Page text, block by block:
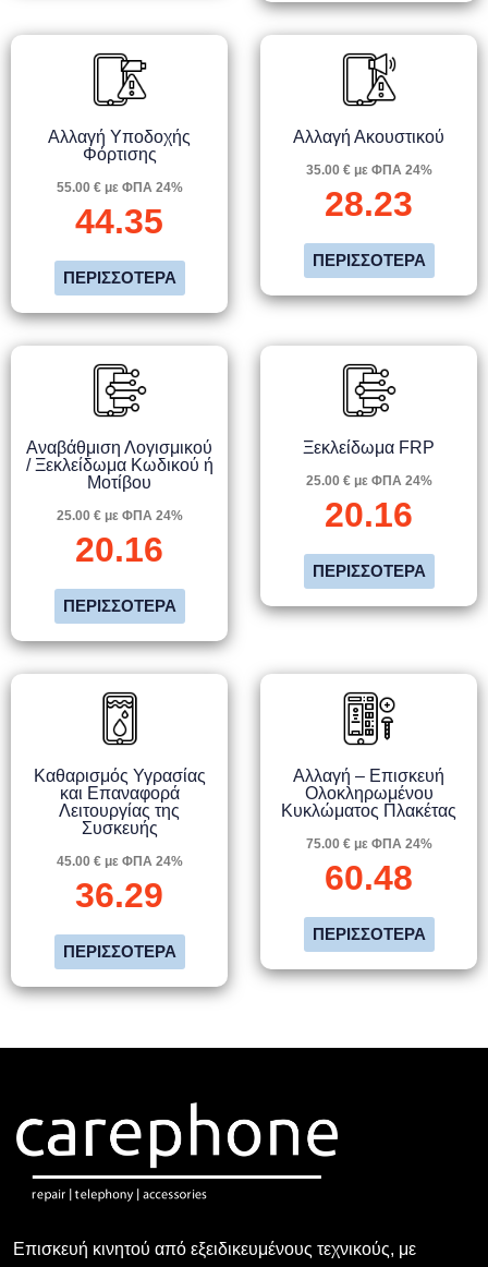
Αλλαγή Υποδοχής
Φόρτισης
55.00 € με ΦΠΑ 24%
44.35
ΠΕΡΙΣΣΌΤΕΡΑ
Αλλαγή Ακουστικού
35.00 € με ΦΠΑ 24%
28.23
ΠΕΡΙΣΣΌΤΕΡΑ
Αναβάθμιση Λογισμικού
/ Ξεκλείδωμα Κωδικού ή
Μοτίβου
25.00 € με ΦΠΑ 24%
20.16
ΠΕΡΙΣΣΌΤΕΡΑ
Ξεκλείδωμα FRP
25.00 € με ΦΠΑ 24%
20.16
ΠΕΡΙΣΣΌΤΕΡΑ
Καθαρισμός Υγρασίας
και Επαναφορά
Λειτουργίας της
Συσκευής
45.00 € με ΦΠΑ 24%
36.29
ΠΕΡΙΣΣΌΤΕΡΑ
Αλλαγή – Επισκευή
Ολοκληρωμένου
Κυκλώματος Πλακέτας
75.00 € με ΦΠΑ 24%
60.48
ΠΕΡΙΣΣΌΤΕΡΑ
Επισκευή κινητού από εξειδικευμένους τεχνικούς, με